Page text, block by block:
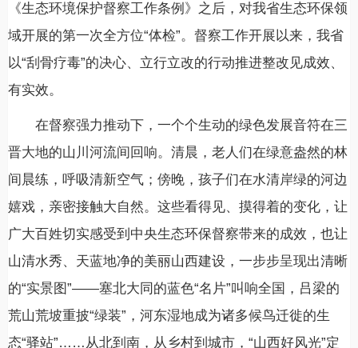
《生态环境保护督察工作条例》之后，对我省生态环保领
域开展的第一次全方位“体检”。督察工作开展以来，我省
以“刮骨疗毒”的决心、立行立改的行动推进整改见成效、
有实效。
在督察强力推动下，一个个生动的绿色发展音符在三
晋大地的山川河流间回响。清晨，老人们在绿意盎然的林
间晨练，呼吸清新空气；傍晚，孩子们在水清岸绿的河边
嬉戏，亲密接触大自然。这些看得见、摸得着的变化，让
广大百姓切实感受到中央生态环保督察带来的成效，也让
山清水秀、天蓝地净的美丽山西建设，一步步呈现出清晰
的“实景图”——塞北大同的蓝色“名片”叫响全国，吕梁的
荒山荒坡重披“绿装”，河东湿地成为诸多候鸟迁徙的生
态“驿站”……从北到南，从乡村到城市，“山西好风光”定